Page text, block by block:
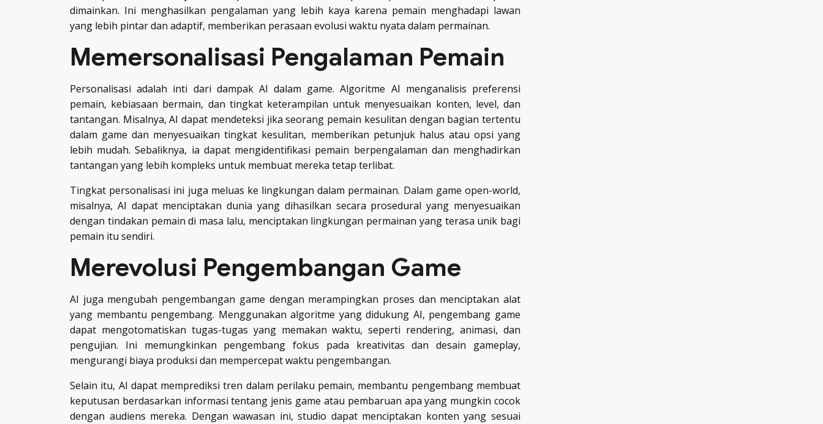
dimainkan. Ini menghasilkan pengalaman yang lebih kaya karena pemain menghadapi lawan
yang lebih pintar dan adaptif, memberikan perasaan evolusi waktu nyata dalam permainan.
Memersonalisasi Pengalaman Pemain
Personalisasi adalah inti dari dampak AI dalam game. Algoritme AI menganalisis preferensi
pemain, kebiasaan bermain, dan tingkat keterampilan untuk menyesuaikan konten, level, dan
tantangan. Misalnya, AI dapat mendeteksi jika seorang pemain kesulitan dengan bagian tertentu
dalam game dan menyesuaikan tingkat kesulitan, memberikan petunjuk halus atau opsi yang
lebih mudah. Sebaliknya, ia dapat mengidentifikasi pemain berpengalaman dan menghadirkan
tantangan yang lebih kompleks untuk membuat mereka tetap terlibat.
Tingkat personalisasi ini juga meluas ke lingkungan dalam permainan. Dalam game open-world,
misalnya, AI dapat menciptakan dunia yang dihasilkan secara prosedural yang menyesuaikan
dengan tindakan pemain di masa lalu, menciptakan lingkungan permainan yang terasa unik bagi
pemain itu sendiri.
Merevolusi Pengembangan Game
AI juga mengubah pengembangan game dengan merampingkan proses dan menciptakan alat
yang membantu pengembang. Menggunakan algoritme yang didukung AI, pengembang game
dapat mengotomatiskan tugas-tugas yang memakan waktu, seperti rendering, animasi, dan
pengujian. Ini memungkinkan pengembang fokus pada kreativitas dan desain gameplay,
mengurangi biaya produksi dan mempercepat waktu pengembangan.
Selain itu, AI dapat memprediksi tren dalam perilaku pemain, membantu pengembang membuat
keputusan berdasarkan informasi tentang jenis game atau pembaruan apa yang mungkin cocok
dengan audiens mereka. Dengan wawasan ini, studio dapat menciptakan konten yang sesuai